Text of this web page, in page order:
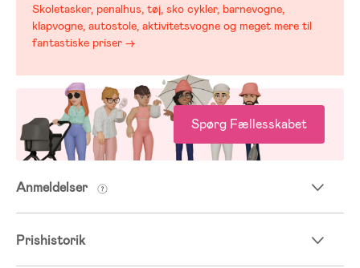
Skoletasker, penalhus, tøj, sko cykler, barnevogne,
klapvogne, autostole, aktivitetsvogne og meget mere til
fantastiske priser →
Spørg Fællesskabet
Anmeldelser
Prishistorik